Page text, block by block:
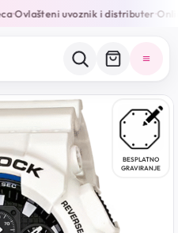
•Ovlašteni uvoznik i distributer•
BESPLATNO
GRAVIRANJE